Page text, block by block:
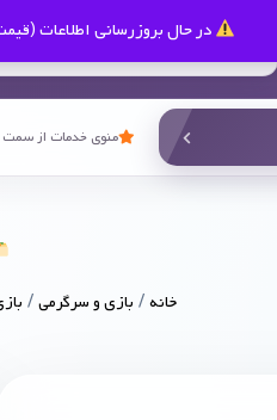
در حال بروزرسانی اطلاعات
منوی خدمات از
خانه/ بازی و سرگرمی/